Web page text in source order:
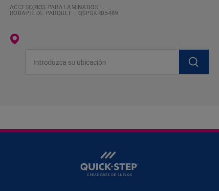
ACCESORIOS PARA LAMINADOS
RODAPIÉ DE PARQUET
QSPSKR05489